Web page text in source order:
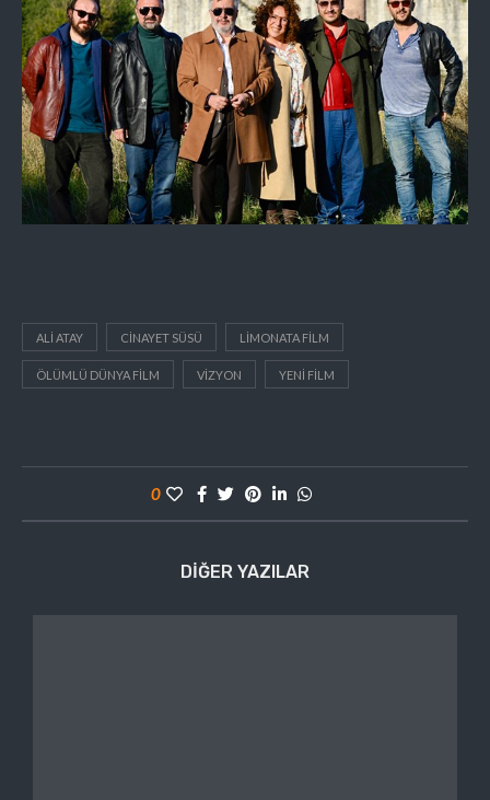
ALI ATAY CINAYET SÜSÜ LIMONATA FILM
ÖLÜMLÜ DÜNYA FILM VIZYON YENI FILM
0
DIĞER YAZILAR